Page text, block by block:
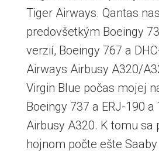
Tiger Airways. Qantas
predovšetkým Boeingy
verzií, Boeingy 767 a
Airways Airbusy A320/
Virgin Blue počas mojej
Boeingy 737 a ERJ-190
Airbusy A320. K tomu sa
hojnom počte ešte